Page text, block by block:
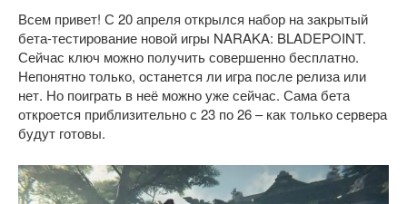
Всем привет! С 20 апреля открылся набор на закрытый
бета-тестирование новой игры NARAKA: BLADEPOINT.
Сейчас ключ можно получить совершенно бесплатно.
Непонятно только, останется ли игра после релиза или
нет. Но поиграть в неё можно уже сейчас. Сама бета
откроется приблизительно с 23 по 26 – как только сервера
будут готовы.